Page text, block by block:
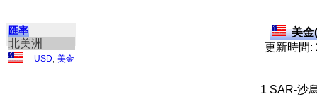
匯率
北美洲
USD 美金
美金
更新時間:
1 SAR-沙